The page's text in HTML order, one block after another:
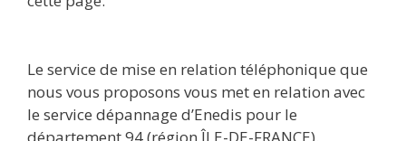
Le service de mise en relation téléphonique que
nous vous proposons vous met en relation avec
le service dépannage d’Enedis pour le
département 94 (région ÎLE-DE-FRANCE).